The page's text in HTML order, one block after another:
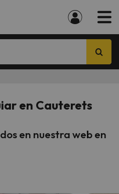
en Cauterets
en nuestra web en